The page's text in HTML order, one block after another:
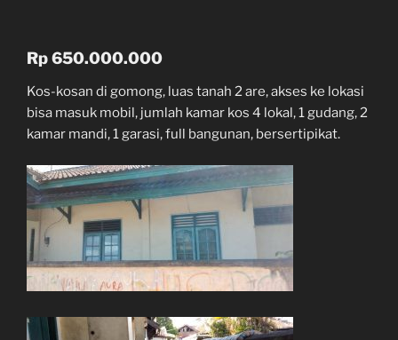
Rp 650.000.000
Kos-kosan di gomong, luas tanah 2 are, akses ke lokasi
bisa masuk mobil, jumlah kamar kos 4 lokal, 1 gudang, 2
kamar mandi, 1 garasi, full bangunan, bersertipikat.